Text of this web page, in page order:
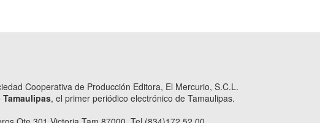
Cooperativa de Producción Editora, El Mercurio, S.C.L.
, el primer periódico electrónico de Tamaulipas.